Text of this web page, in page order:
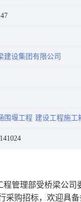
段1招标
建设集团有限公司
围堰工程 建设工程施工
程管理部受桥梁公司
采购招标，欢迎具